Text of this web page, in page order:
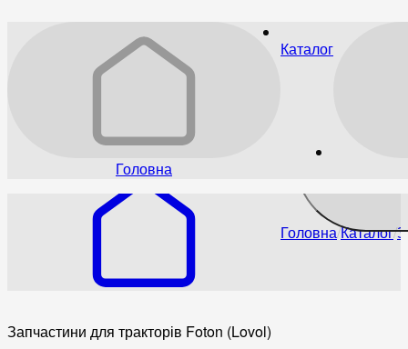
Головна
Каталог
ГоловнаКаталог
Запчастини для тракторів Foton (Lovol)